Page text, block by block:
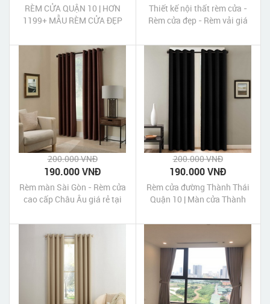
RÈM CỬA QUẬN 10 | HƠN
1199+ MẪU RÈM CỬA ĐẸP
Thiết kế nội thất rèm cửa -
Rèm cửa đẹp - Rèm vải giá
200.000 VNĐ
190.000 VNĐ
Rèm màn Sài Gòn - Rèm cửa
cao cấp Châu Âu giá rẻ tại
200.000 VNĐ
190.000 VNĐ
Rèm cửa đường Thành Thái
Quận 10 | Màn cửa Thành